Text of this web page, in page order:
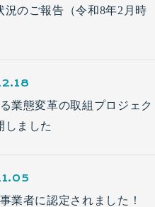
況のご報告（令和8年2月時
業態変革の取組プロジェク
しました
業者に認定されました！